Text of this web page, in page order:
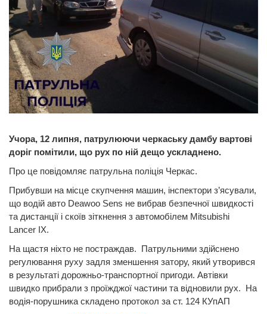
Учора, 12 липня, патрулюючи черкаську дамбу вартові
доріг помітили, що рух по ній дещо ускладнено.
Про це повідомляє патрульна поліція Черкас.
Прибувши на місце скупчення машин, інспектори з’ясували,
що водій авто Deawoo Sens не вибрав безпечної швидкості
та дистанції і скоїв зіткнення з автомобілем Mitsubishi
Lancer IX.
На щастя ніхто не постраждав. Патрульними здійснено
регулювання руху задля зменшення затору, який утворився
в результаті дорожньо-транспортної пригоди. Автівки
швидко прибрали з проїжджої частини та відновили рух. На
водія-порушника складено протокол за ст. 124 КУпАП